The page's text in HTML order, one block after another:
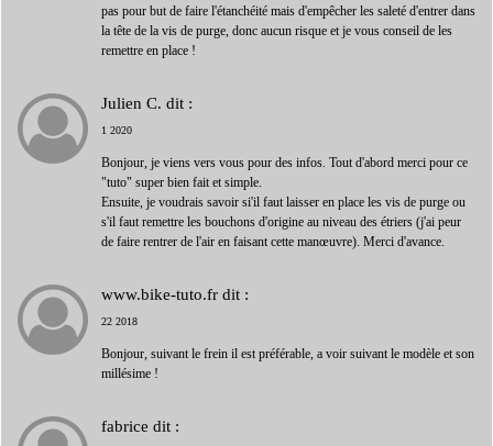
pas pour but de faire l'étanchéité mais d'empêcher les saleté d'entrer dans
la tête de la vis de purge, donc aucun risque et je vous conseil de les
remettre en place !
Julien C. dit :
1 2020
Bonjour, je viens vers vous pour des infos. Tout d'abord merci pour ce
"tuto" super bien fait et simple.
Ensuite, je voudrais savoir si'il faut laisser en place les vis de purge ou
s'il faut remettre les bouchons d'origine au niveau des étriers (j'ai peur
de faire rentrer de l'air en faisant cette manœuvre). Merci d'avance.
www.bike-tuto.fr dit :
22 2018
Bonjour, suivant le frein il est préférable, a voir suivant le modèle et son
millésime !
fabrice dit :